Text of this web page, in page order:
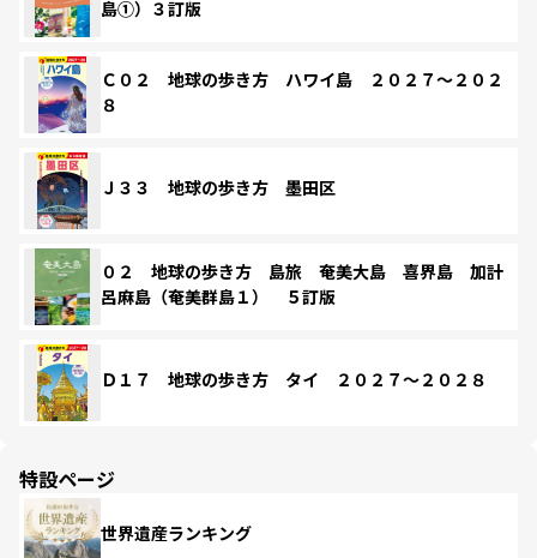
島①）３訂版
Ｃ０２ 地球の歩き方 ハワイ島 ２０２７～２０２
８
Ｊ３３ 地球の歩き方 墨田区
０２ 地球の歩き方 島旅 奄美大島 喜界島 加計
呂麻島（奄美群島１） ５訂版
Ｄ１７ 地球の歩き方 タイ ２０２７～２０２８
特設ページ
世界遺産ランキング